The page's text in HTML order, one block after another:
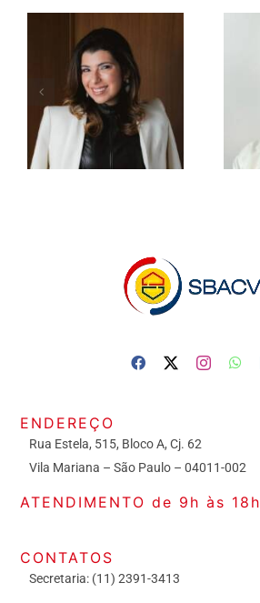
ENDEREÇO
Rua Estela, 515, Bloco A, Cj. 62
Vila Mariana – São Paulo – 04011-002
ATENDIMENTO de 9h às 18h
CONTATOS
Secretaria: (11) 2391-3413